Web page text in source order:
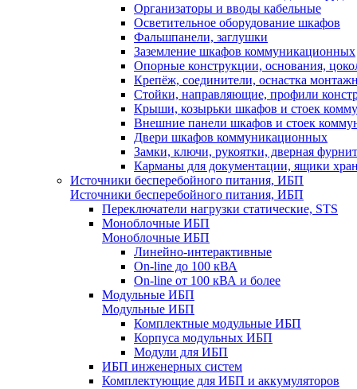
Организаторы и вводы кабельные
Осветительное оборудование шкафов
Фальшпанели, заглушки
Заземление шкафов коммуникационных
Опорные конструкции, основания,
Крепёж, соединители, оснастка
Стойки, направляющие, профили
Крыши, козырьки шкафов и стоек
Внешние панели шкафов и стоек
Двери шкафов коммуникационных
Замки, ключи, рукоятки, дверная
Карманы для документации, ящики
Источники бесперебойного питания, ИБП
Источники бесперебойного питания, ИБП
Переключатели нагрузки статические, STS
Моноблочные ИБП
Моноблочные ИБП
Линейно-интерактивные
On-line до 100 кВА
On-line от 100 кВА и более
Модульные ИБП
Модульные ИБП
Комплектные модульные ИБП
Корпуса модульных ИБП
Модули для ИБП
ИБП инженерных систем
Комплектующие для ИБП и аккумуляторов